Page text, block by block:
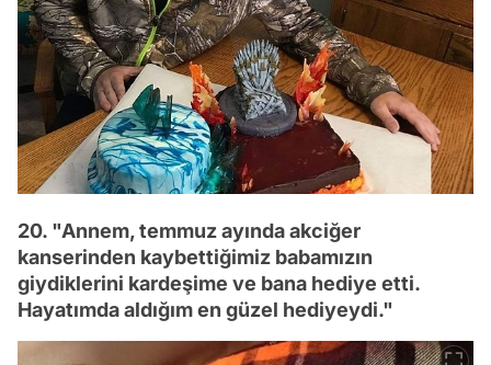
20. "Annem, temmuz ayında akciğer
kanserinden kaybettiğimiz babamızın
giydiklerini kardeşime ve bana hediye etti.
Hayatımda aldığım en güzel hediyeydi."